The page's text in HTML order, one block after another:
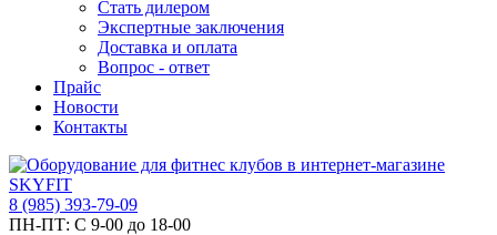
Стать дилером
Экспертные заключения
Доставка и оплата
Вопрос - ответ
Прайс
Новости
Контакты
8 (985) 393-79-09
ПН-ПТ: С 9-00 до 18-00